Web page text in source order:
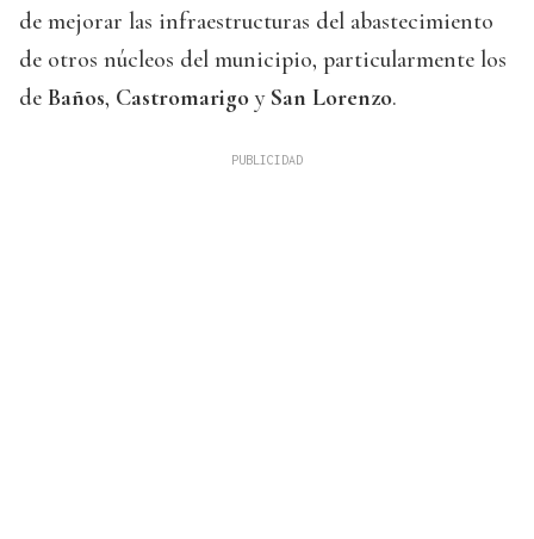
de mejorar las infraestructuras del abastecimiento
de otros núcleos del municipio, particularmente los
de Baños, Castromarigo y San Lorenzo.